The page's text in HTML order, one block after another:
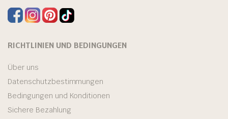
RICHTLINIEN UND BEDINGUNGEN
Über uns
Datenschutzbestimmungen
Bedingungen und Konditionen
Sichere Bezahlung